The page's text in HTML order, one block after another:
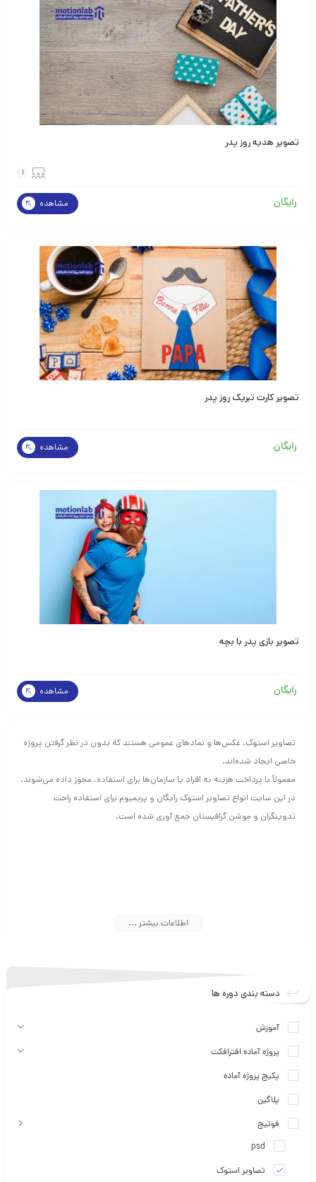
تصویر هدیه روز پدر
1
رایگان مشاهده
تصویر کارت تبریک روز پدر
رایگان مشاهده
تصویر بازی پدر با بچه
رایگان مشاهده
تصاویر استوک، عکس‌ها و نمادهای عمومی هستند که بدون در نظر گرفتن پروژه
خاصی ایجاد شده‌اند.
معمولاً با پرداخت هزینه به افراد یا سازمان‌ها برای استفاده، مجوز داده می‌شوند.
در این سایت انواع تصاویر استوک رایگان و پریمیوم برای استفاده راحت
تدوینگران و موشن گرافیستان جمع آوری شده است.
اطلاعات بیشتر ...
دسته بندی دوره ها
آموزش
پروژه آماده افترافکت
پکیج پروژه آماده
پلاگین
فوتیج
psd
تصاویر استوک